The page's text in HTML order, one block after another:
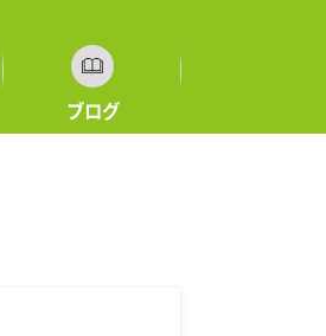
ブログ